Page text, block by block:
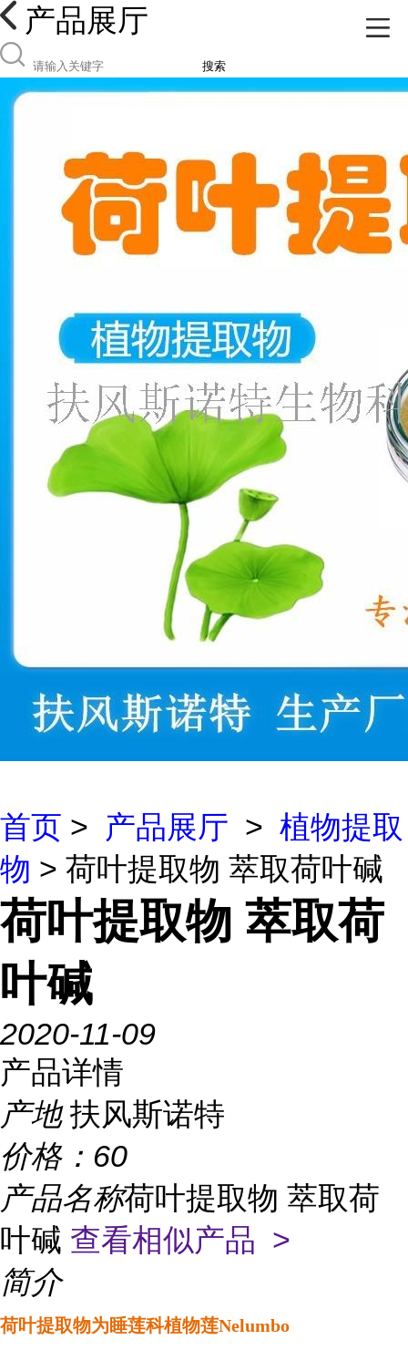
产品展厅
搜索
首页 > 产品展厅 > 植物提取
物 > 荷叶提取物 萃取荷叶碱
荷叶提取物 萃取荷
叶碱
2020-11-09
产品详情
产地 扶风斯诺特
价格： 60
产品名称荷叶提取物 萃取荷
叶碱 查看相似产品 >
简介
荷叶提取物为睡莲科植物莲Nelumbo